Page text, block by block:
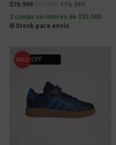
$70.999
Price reduced from
to11% OFF
2 cuotas sin interés de $35.500
Stock para envío
51% OFF